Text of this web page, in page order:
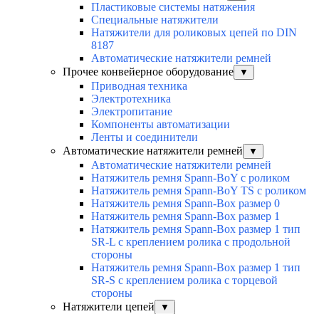
Пластиковые системы натяжения
Специальные натяжители
Натяжители для роликовых цепей по DIN
8187
Автоматические натяжители ремней
Прочее конвейерное оборудование
▼
Приводная техника
Электротехника
Электропитание
Компоненты автоматизации
Ленты и соединители
Автоматические натяжители ремней
▼
Автоматические натяжители ремней
Натяжитель ремня Spann-BoY с роликом
Натяжитель ремня Spann-BoY TS с роликом
Натяжитель ремня Spann-Box размер 0
Натяжитель ремня Spann-Box размер 1
Натяжитель ремня Spann-Box размер 1 тип
SR-L с креплением ролика с продольной
стороны
Натяжитель ремня Spann-Box размер 1 тип
SR-S с креплением ролика с торцевой
стороны
Натяжители цепей
▼